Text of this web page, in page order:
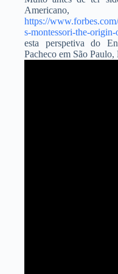
Americano,
https://
s-montessori-the-
esta perspetiva do
Pacheco em São Paulo,